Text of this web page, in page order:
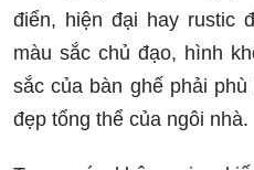
điển, hiện đại hay rustic
màu sắc chủ đạo, hình
sắc của bàn ghế phải
đẹp tổng thể của ngôi nhà.